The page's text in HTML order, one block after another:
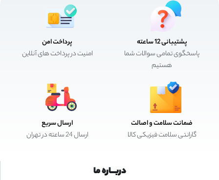
پشتیبانی 12 ساعته
پاسخگوی تمامی سوالات شما
هستیم
پرداخت امن
امنیت در پرداخت های آنلاین
ضمانت سلامت و اصالت
گارانتی سلامت فیزیکی کالا
ارسال سریع
ارسال 24 ساعته در تهران
دربـــاره ما